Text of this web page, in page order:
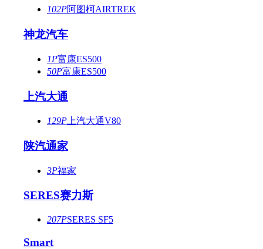
102P阿图柯AIRTREK
神龙汽车
1P富康ES500
50P富康ES500
上汽大通
129P 上汽大通V80
陕汽通家
3P福家
SERES赛力斯
207PSERES SF5
Smart